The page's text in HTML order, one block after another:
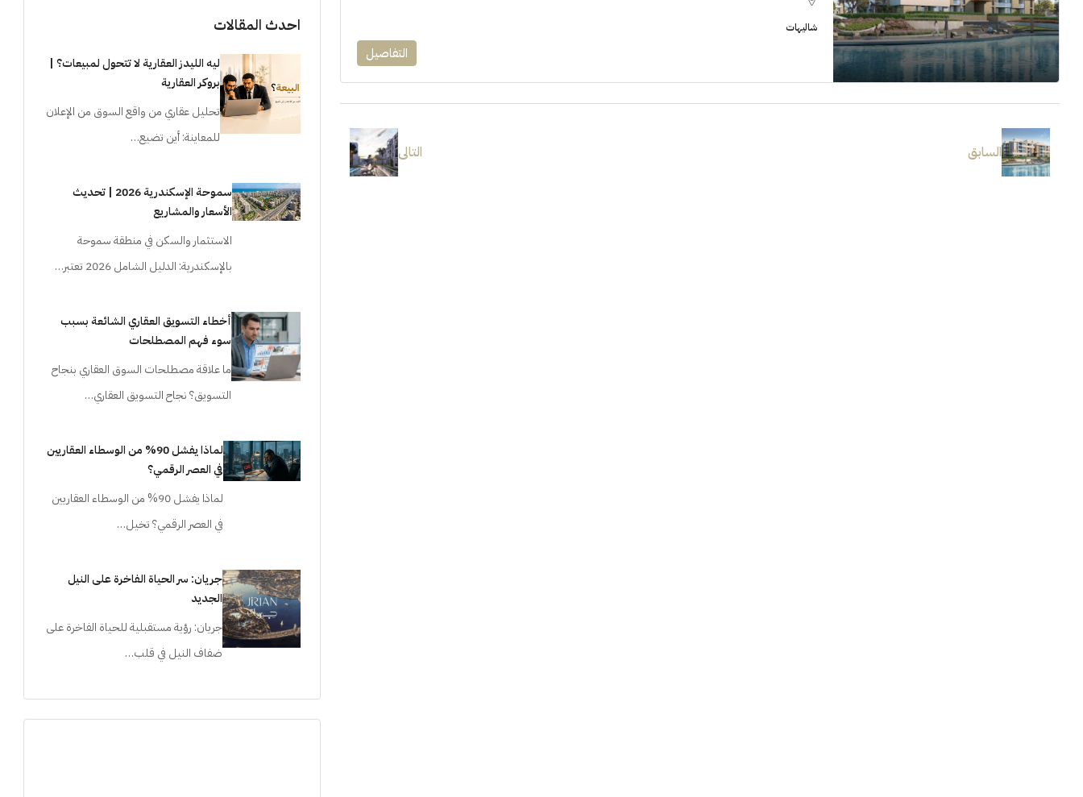
شاليهات
التفاصيل
السابق التالى
احدث المقالات
ليه الليدز العقارية لا تتحول لمبيعات؟ |
بروكر العقارية
تحليل عقاري من واقع السوق من الإعلان
للمعاينة: أين تضيع…
سموحة الإسكندرية 2026 | تحديث
الأسعار والمشاريع
الاستثمار والسكن في منطقة سموحة
بالإسكندرية: الدليل الشامل 2026 تعتبر…
أخطاء التسويق العقاري الشائعة بسبب
سوء فهم المصطلحات
ما علاقة مصطلحات السوق العقاري بنجاح
التسويق؟ نجاح التسويق العقاري…
لماذا يفشل 90% من الوسطاء العقاريين
في العصر الرقمي؟
لماذا يفشل 90% من الوسطاء العقاريين
في العصر الرقمي؟ تخيل…
جريان: سر الحياة الفاخرة على النيل
الجديد
جريان: رؤية مستقبلية للحياة الفاخرة على
ضفاف النيل في قلب…